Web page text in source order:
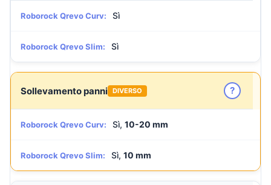
Roborock Qrevo Curv: Sì
Roborock Qrevo Slim: Sì
Sollevamento panni DIVERSO ?
Roborock Qrevo Curv: Sì, 10-20 mm
Roborock Qrevo Slim: Sì, 10 mm